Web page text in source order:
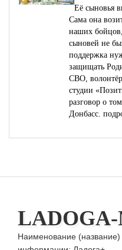
Её сыновья
Сама она
наших
сыновей не
поддержка
защищать
СВО, волонтёр
студии
разговор о
Донбасс.
LADOGA-
Наименование (название)